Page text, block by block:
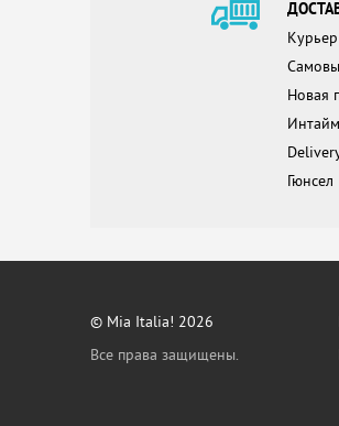
Курьер
Новая
Интайм
Гюнсел
© Mia Italia! 2026
Все права защищены.